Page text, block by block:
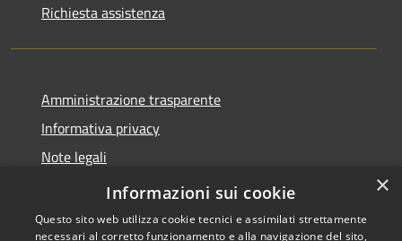
Richiesta assistenza
Amministrazione trasparente
Informativa privacy
Note legali
Dichiarazione di accessibilità
×
Informazioni sui cookie
Questo sito web utilizza cookie tecnici e assimilati strettamente
necessari al corretto funzionamento e alla navigazione del sito,